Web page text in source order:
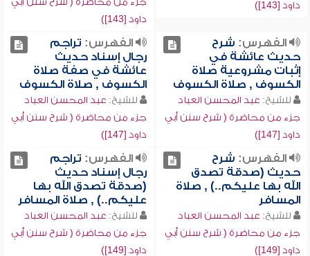
داود [143])
داود [143])
الفهرس: شرح
حديث عائشة في
إثبات مشروعية صلاة
الكسوف , صلاة الكسوف
للشيخ: عبد المحسن العباد
جزء من محاضرة ( شرح سنن أبي
داود [147])
الفهرس: تراجم
رجال إسناد حديث
عائشة في صفة صلاة
الكسوف , صلاة الكسوف
للشيخ: عبد المحسن العباد
جزء من محاضرة ( شرح سنن أبي
داود [147])
الفهرس: شرح
حديث (صدقة تصدق
الله بها عليكم..) , صلاة
المسافر
للشيخ: عبد المحسن العباد
جزء من محاضرة ( شرح سنن أبي
داود [149])
الفهرس: تراجم
رجال إسناد حديث
(صدقة تصدق الله بها
عليكم..) , صلاة المسافر
للشيخ: عبد المحسن العباد
جزء من محاضرة ( شرح سنن أبي
داود [149])